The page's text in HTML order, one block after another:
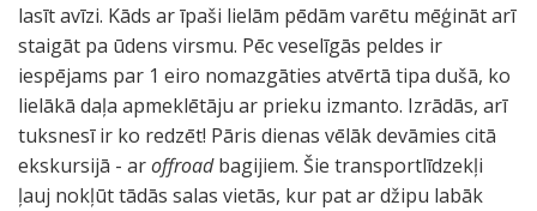
lasīt avīzi. Kāds ar īpaši lielām pēdām varētu mēģināt arī
staigāt pa ūdens virsmu. Pēc veselīgās peldes ir
iespējams par 1 eiro nomazgāties atvērtā tipa dušā, ko
lielākā daļa apmeklētāju ar prieku izmanto. Izrādās, arī
tuksnesī ir ko redzēt! Pāris dienas vēlāk devāmies citā
ekskursijā - aroffroadbagijiem. Šie transportlīdzekļi
ļauj nokļūt tādās salas vietās, kur pat ar džipu labāk